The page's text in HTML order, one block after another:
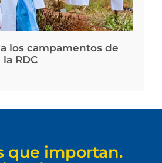
los campamentos de
RDC
que importan.